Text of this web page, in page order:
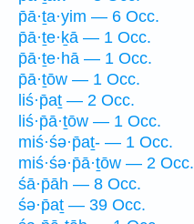
p̄ā·ṯa·yim — 6 Occ.
p̄ā·ṯe·ḵā — 1 Occ.
p̄ā·ṯe·hā — 1 Occ.
p̄ā·ṯōw — 1 Occ.
liś·p̄aṯ — 2 Occ.
liś·p̄ā·ṯōw — 1 Occ.
miś·śə·p̄aṯ- — 1 Occ.
miś·śə·p̄ā·ṯōw — 2 Occ.
śā·p̄āh — 8 Occ.
śə·p̄aṯ — 39 Occ.